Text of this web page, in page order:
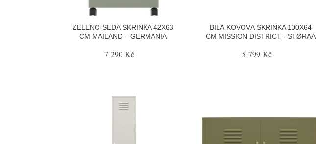
ZELENO-ŠEDÁ SKŘÍŇKA 42X63
CM MAILAND – GERMANIA
7 290 Kč
BÍLÁ KOVOVÁ SKŘÍŇKA 100X64
CM MISSION DISTRICT - STØRAA
5 799 Kč